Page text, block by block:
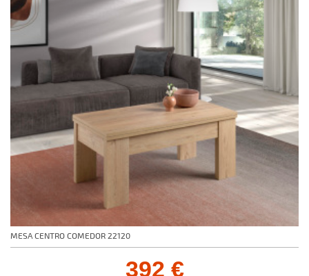
MESA CENTRO COMEDOR 22120
392 €